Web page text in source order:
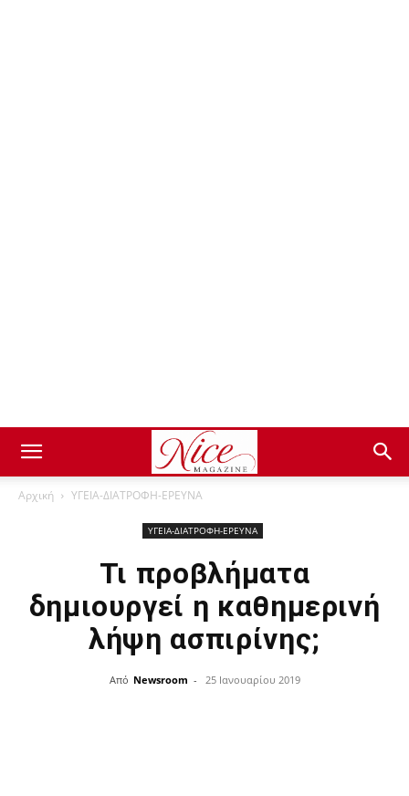
Αρχική ΥΓΕΙΑ-ΔΙΑΤΡΟΦΗ-ΕΡΕΥΝΑ
ΥΓΕΙΑ-ΔΙΑΤΡΟΦΗ-ΕΡΕΥΝΑ
Τι προβλήματα
δημιουργεί η καθημερινή
λήψη ασπιρίνης;
Από Newsroom - 25 Ιανουαρίου 2019